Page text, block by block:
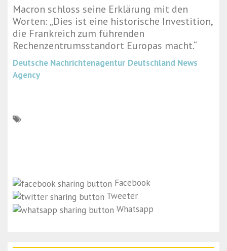
Macron schloss seine Erklärung mit den
Worten: „Dies ist eine historische Investition,
die Frankreich zum führenden
Rechenzentrumsstandort Europas macht.“
Deutsche Nachrichtenagentur Deutschland News
Agency
Facebook
Tweeter
Whatsapp